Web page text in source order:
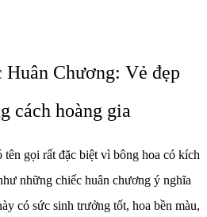
Chương: Vẻ đẹp
cách hoàng gia
tên gọi rất đặc biệt vì bông hoa có kích
những chiếc huân chương ý nghĩa
có sức sinh trưởng tốt, hoa bền màu,